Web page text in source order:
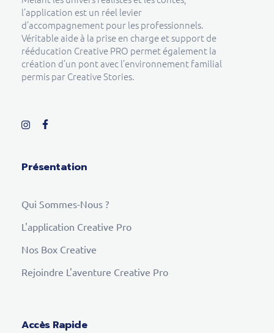
l’application est un réel levier
d’accompagnement pour les professionnels.
Véritable aide à la prise en charge et support de
rééducation Creative PRO permet également la
création d’un pont avec l’environnement familial
permis par Creative Stories.
Présentation
Qui Sommes-Nous ?
L'application Creative Pro
Nos Box Creative
Rejoindre L'aventure Creative Pro
Accès Rapide